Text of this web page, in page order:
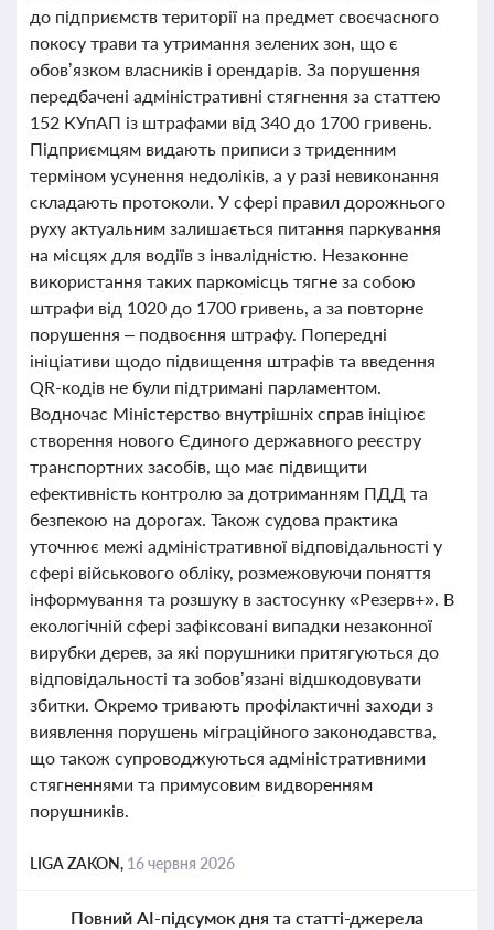
до підприємств території на предмет своєчасного
покосу трави та утримання зелених зон, що є
обов’язком власників і орендарів. За порушення
передбачені адміністративні стягнення за статтею
152 КУпАП із штрафами від 340 до 1700 гривень.
Підприємцям видають приписи з триденним
терміном усунення недоліків, а у разі невиконання
складають протоколи. У сфері правил дорожнього
руху актуальним залишається питання паркування
на місцях для водіїв з інвалідністю. Незаконне
використання таких паркомісць тягне за собою
штрафи від 1020 до 1700 гривень, а за повторне
порушення – подвоєння штрафу. Попередні
ініціативи щодо підвищення штрафів та введення
QR-кодів не були підтримані парламентом.
Водночас Міністерство внутрішніх справ ініціює
створення нового Єдиного державного реєстру
транспортних засобів, що має підвищити
ефективність контролю за дотриманням ПДД та
безпекою на дорогах. Також судова практика
уточнює межі адміністративної відповідальності у
сфері військового обліку, розмежовуючи поняття
інформування та розшуку в застосунку «Резерв+». В
екологічній сфері зафіксовані випадки незаконної
вирубки дерев, за які порушники притягуються до
відповідальності та зобов’язані відшкодовувати
збитки. Окремо тривають профілактичні заходи з
виявлення порушень міграційного законодавства,
що також супроводжуються адміністративними
стягненнями та примусовим видворенням
порушників.
LIGA ZAKON, 16 червня 2026
Повний AI-підсумок дня та статті-джерела